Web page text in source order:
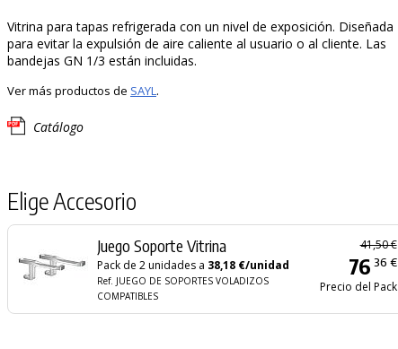
Vitrina para tapas refrigerada con un nivel de exposición. Diseñada
para evitar la expulsión de aire caliente al usuario o al cliente. Las
bandejas GN 1/3 están incluidas.
Ver más productos de SAYL.
Catálogo
Elige Accesorio
Juego Soporte Vitrina
Pack de 2 unidades a 38,18 €/unidad
Ref. JUEGO DE SOPORTES VOLADIZOS
COMPATIBLES
41,50 €
76 36 €
Precio del Pack